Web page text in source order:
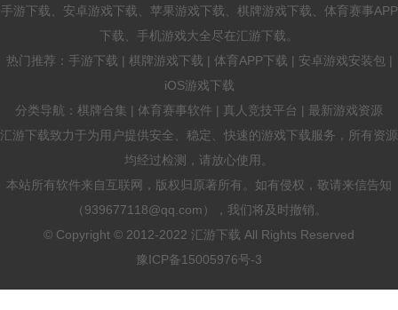
手游下载、安卓游戏下载、苹果游戏下载、棋牌游戏下载、体育赛事APP
下载、手机游戏大全尽在汇游下载。
热门推荐：手游下载 | 棋牌游戏下载 | 体育APP下载 | 安卓游戏安装包 |
iOS游戏下载
分类导航：棋牌合集 | 体育赛事软件 | 真人竞技平台 | 最新游戏资源
汇游下载致力于为用户提供安全、稳定、快速的游戏下载服务，所有资源
均经过检测，请放心使用。
本站所有软件来自互联网，版权归原著所有。如有侵权，敬请来信告知
（939677118@qq.com），我们将及时撤销。
© Copyright © 2012-2022 汇游下载 All Rights Reserved
豫ICP备15005976号-3